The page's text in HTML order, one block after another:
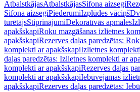
AtbalstkājasAtbalstkājasSifona aizsegi
Sifona aizsegiPiederumiIzplūdes vāciņš
turētājsStiprinājumiDekoratīvās apmales
apakšskapiRoku mazgāšanas izlietnes
apakšskapiRezerves daļas paredzētas:
komplekti ar apakšskapiIzlietnes
daļas paredzētas: Izlietnes komplekti ar
komplekti ar apakšskapiRezerves daļas
komplekti ar apakšskapiIebūvējamas
apakšskapiRezerves daļas paredzētas: